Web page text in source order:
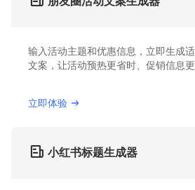
输入活动主题和优惠信息，立即生成
文案，让活动预热更省时、促销信息更
立即体验
小红书标题生成器